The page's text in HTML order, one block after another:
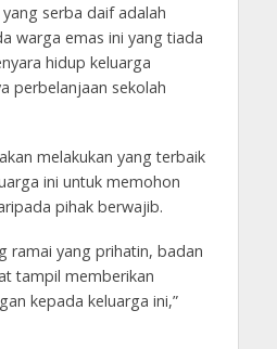
serba daif adalah
warga emas ini yang tiada
hidup keluarga
perbelanjaan sekolah
melakukan yang terbaik
ini untuk memohon
pihak berwajib.
ramai yang prihatin, badan
tampil memberikan
kepada keluarga ini,”